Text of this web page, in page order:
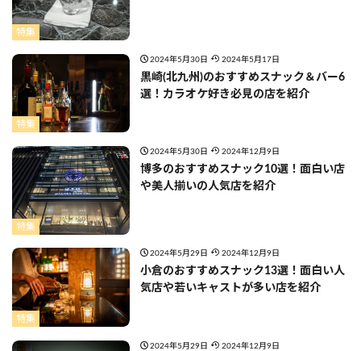
特集
特集
2024年5月30日 2024年5月17日
黒崎(北九州)のおすすめスナック＆バー6
選！カラオケ好き必見の店を紹介
特集
2024年5月30日 2024年12月9日
博多のおすすめスナック10選！面白い店
や美人揃いの人気店を紹介
特集
2024年5月29日 2024年12月9日
小倉のおすすめスナック13選！面白い人
気店や若いキャストが多い店を紹介
2024年5月29日 2024年12月9日